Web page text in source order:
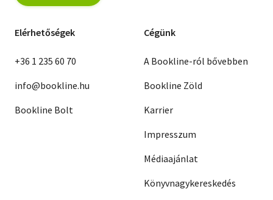
Elérhetőségek
+36 1 235 60 70
info@bookline.hu
Bookline Bolt
Cégünk
A Bookline-ról bővebben
Bookline Zöld
Karrier
Impresszum
Médiaajánlat
Könyvnagykereskedés